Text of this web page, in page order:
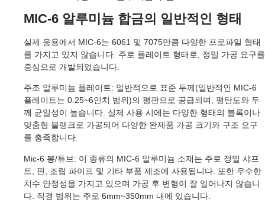
MIC-6 알루미늄 합금의 일반적인 형태
실제 응용에서 MIC-6는 6061 및 7075만큼 다양한 프로파일 형태
를 가지고 있지 않습니다. 주로 플레이트 형태로, 정밀 가공 요구를
중심으로 개발되었습니다.
주조 알루미늄 플레이트: 일반적으로 표준 두께(일반적인 MIC-6
플레이트는 0.25~6인치 범위)의 평판으로 공급되며, 평탄도와 두
께 균일성이 높습니다. 실제 사용 시에는 다양한 형태의 블록이나
맞춤형 블랭크로 가공되어 다양한 완제품 가공 크기와 구조 요구
를 충족합니다.
Mic-6 봉/튜브: 이 종류의 MIC-6 알루미늄 소재는 주로 정밀 샤프
트, 핀, 조립 파이프 및 기타 부품 제조에 사용됩니다. 또한 우수한
치수 안정성을 가지고 있으며 가공 후 변형이 잘 일어나지 않습니
다. 직경 범위는 주로 6mm~350mm 내에 있습니다.